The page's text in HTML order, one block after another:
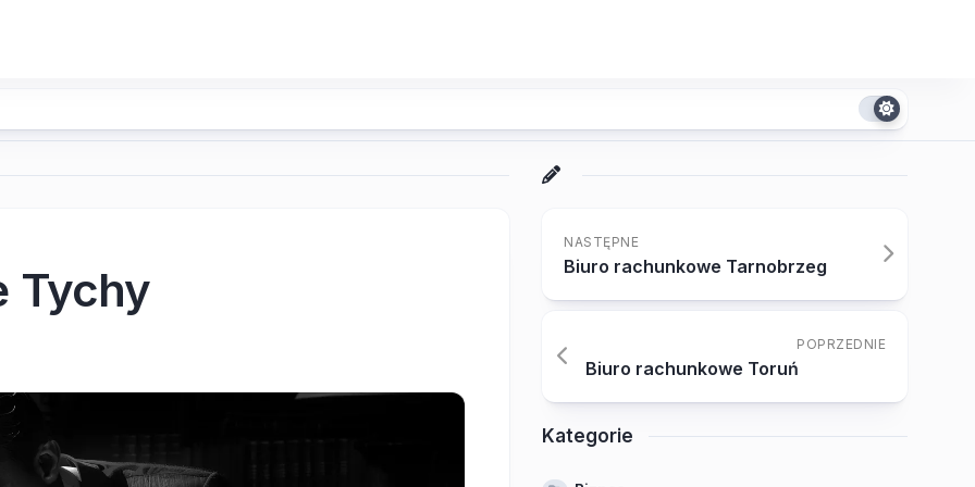
Tychy
NASTĘPNE
Biuro rachunkowe Tarnobrzeg
POPRZEDNIE
Biuro rachunkowe Toruń
Kategorie